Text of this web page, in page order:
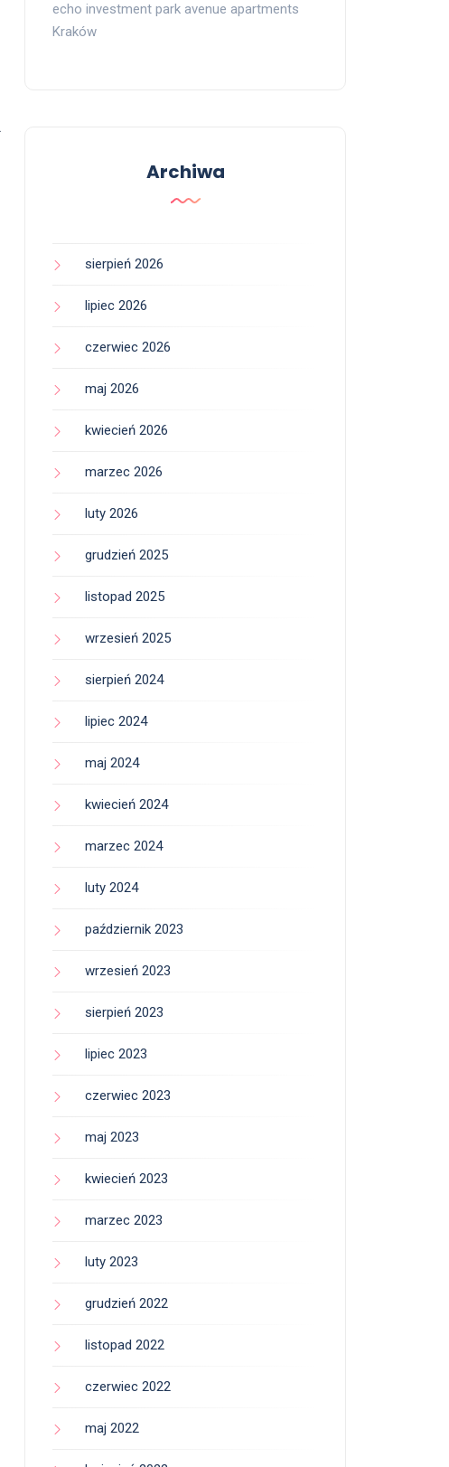
echo investment park avenue apartments
Kraków
Archiwa
sierpień 2026
lipiec 2026
czerwiec 2026
maj 2026
kwiecień 2026
marzec 2026
luty 2026
grudzień 2025
listopad 2025
wrzesień 2025
sierpień 2024
lipiec 2024
maj 2024
kwiecień 2024
marzec 2024
luty 2024
październik 2023
wrzesień 2023
sierpień 2023
lipiec 2023
czerwiec 2023
maj 2023
kwiecień 2023
marzec 2023
luty 2023
grudzień 2022
listopad 2022
czerwiec 2022
maj 2022